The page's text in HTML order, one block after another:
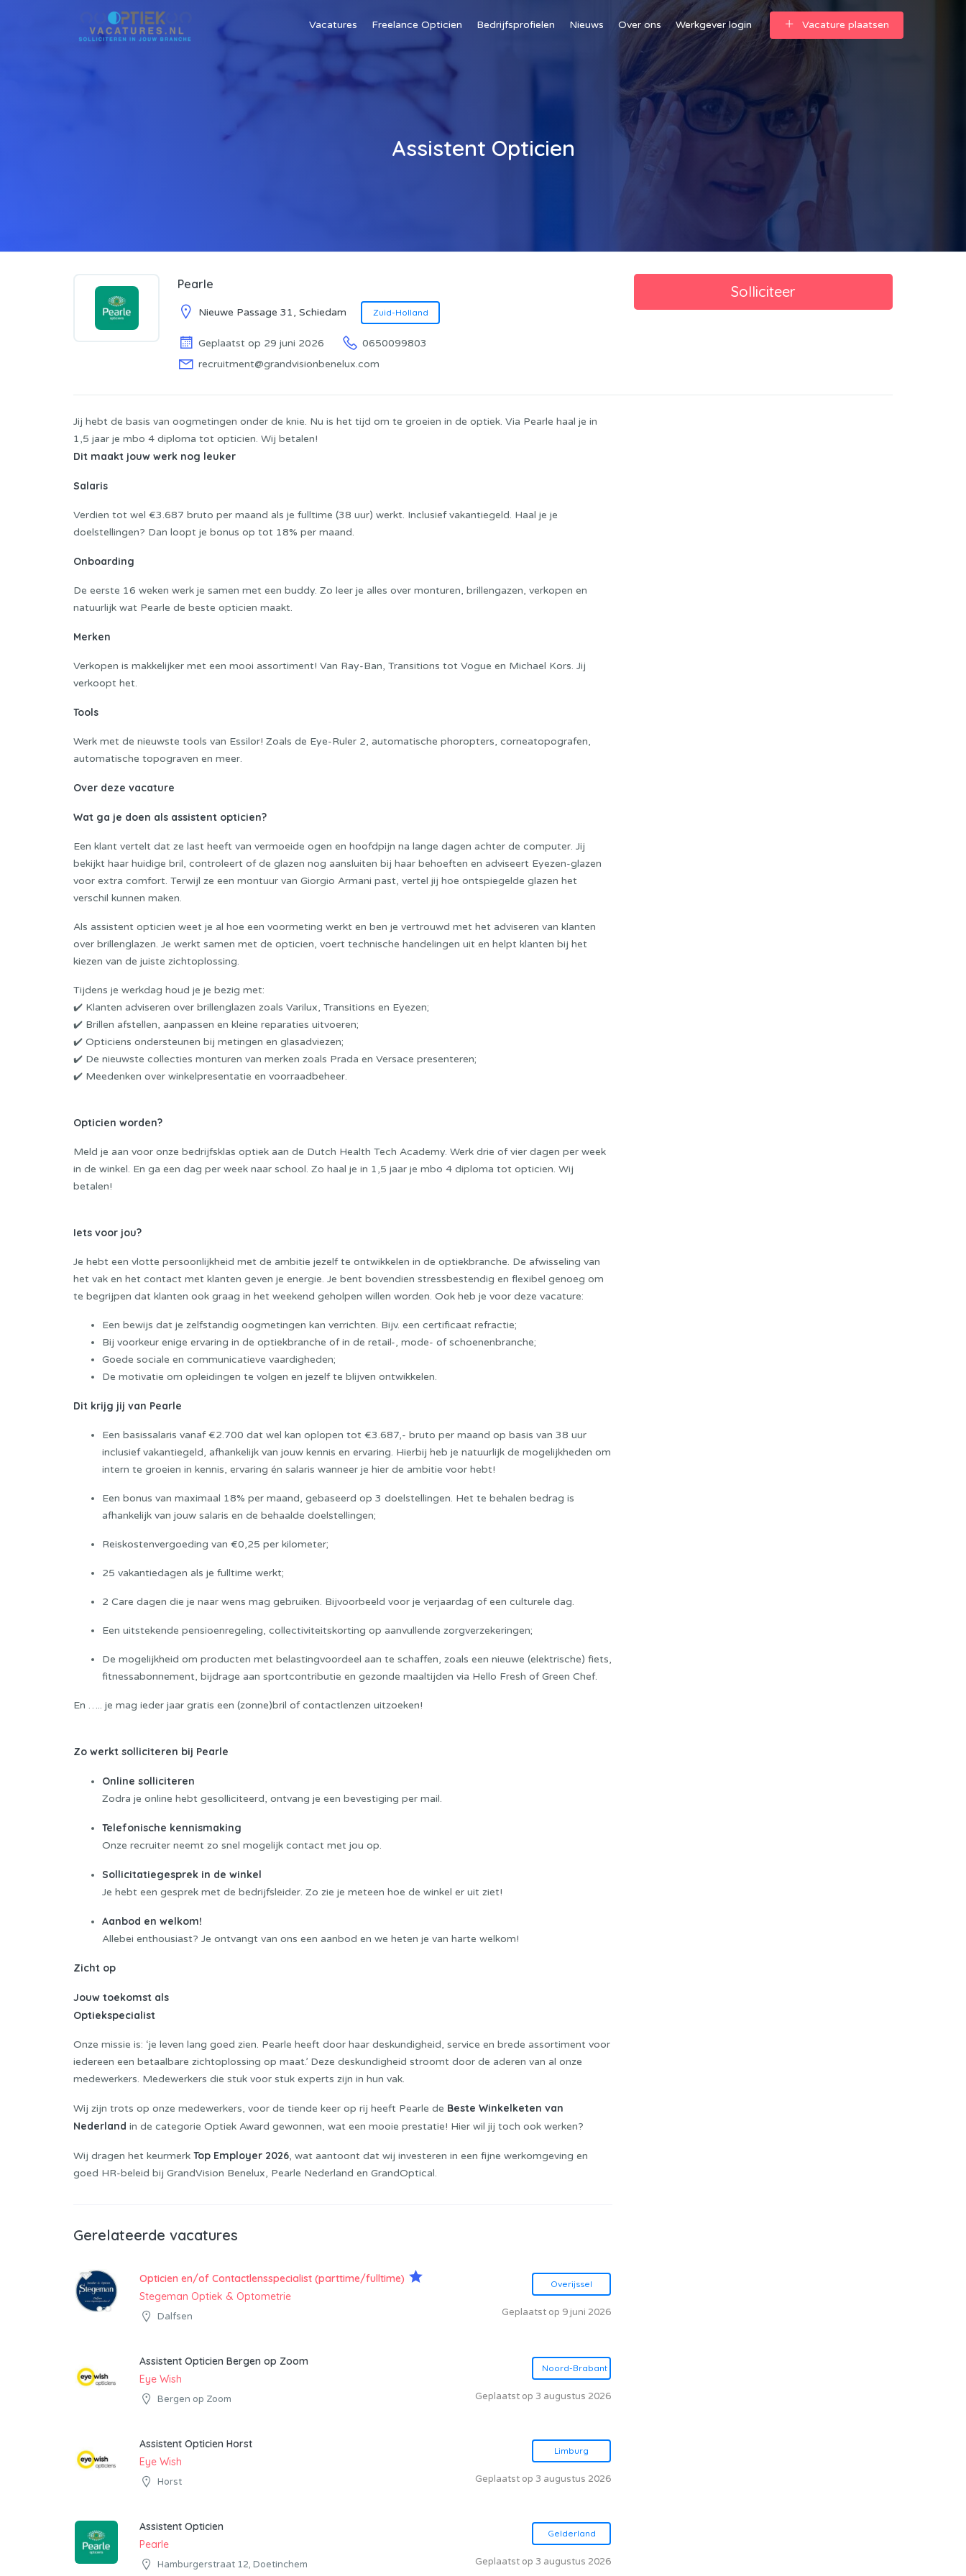
Vacatures Freelance Opticien Bedrijfsprofielen Nieuws Over ons Werkgever login Vacature plaatsen
Assistent Opticien
Pearle
Nieuwe Passage 31, Schiedam Zuid-Holland
Geplaatst op 29 juni 2026
0650099803
recruitment@grandvisionbenelux.com
Jij hebt de basis van oogmetingen onder de knie. Nu is het tijd om te groeien in de optiek. Via Pearle haal je in
1,5 jaar je mbo 4 diploma tot opticien. Wij betalen!
Dit maakt jouw werk nog leuker
Salaris
Verdien tot wel €3.687 bruto per maand als je fulltime (38 uur) werkt. Inclusief vakantiegeld. Haal je je
doelstellingen? Dan loopt je bonus op tot 18% per maand.
Onboarding
De eerste 16 weken werk je samen met een buddy. Zo leer je alles over monturen, brillengazen, verkopen en
natuurlijk wat Pearle de beste opticien maakt.
Merken
Verkopen is makkelijker met een mooi assortiment! Van Ray-Ban, Transitions tot Vogue en Michael Kors. Jij
verkoopt het.
Tools
Werk met de nieuwste tools van Essilor! Zoals de Eye-Ruler 2, automatische phoropters, corneatopografen,
automatische topograven en meer.
Over deze vacature
Wat ga je doen als assistent opticien?
Een klant vertelt dat ze last heeft van vermoeide ogen en hoofdpijn na lange dagen achter de computer. Jij
bekijkt haar huidige bril, controleert of de glazen nog aansluiten bij haar behoeften en adviseert Eyezen-glazen
voor extra comfort. Terwijl ze een montuur van Giorgio Armani past, vertel jij hoe ontspiegelde glazen het
verschil kunnen maken.
Als assistent opticien weet je al hoe een voormeting werkt en ben je vertrouwd met het adviseren van klanten
over brillenglazen. Je werkt samen met de opticien, voert technische handelingen uit en helpt klanten bij het
kiezen van de juiste zichtoplossing.
Tijdens je werkdag houd je je bezig met:
✔️ Klanten adviseren over brillenglazen zoals Varilux, Transitions en Eyezen;
✔️ Brillen afstellen, aanpassen en kleine reparaties uitvoeren;
✔️ Opticiens ondersteunen bij metingen en glasadviezen;
✔️ De nieuwste collecties monturen van merken zoals Prada en Versace presenteren;
✔️ Meedenken over winkelpresentatie en voorraadbeheer.
Opticien worden?
Meld je aan voor onze bedrijfsklas optiek aan de Dutch Health Tech Academy. Werk drie of vier dagen per week
in de winkel. En ga een dag per week naar school. Zo haal je in 1,5 jaar je mbo 4 diploma tot opticien. Wij
betalen!
Iets voor jou?
Je hebt een vlotte persoonlijkheid met de ambitie jezelf te ontwikkelen in de optiekbranche. De afwisseling van
het vak en het contact met klanten geven je energie. Je bent bovendien stressbestendig en flexibel genoeg om
te begrijpen dat klanten ook graag in het weekend geholpen willen worden. Ook heb je voor deze vacature:
Een bewijs dat je zelfstandig oogmetingen kan verrichten. Bijv. een certificaat refractie;
Bij voorkeur enige ervaring in de optiekbranche of in de retail-, mode- of schoenenbranche;
Goede sociale en communicatieve vaardigheden;
De motivatie om opleidingen te volgen en jezelf te blijven ontwikkelen.
Dit krijg jij van Pearle
Een basissalaris vanaf €2.700 dat wel kan oplopen tot €3.687,- bruto per maand op basis van 38 uur
inclusief vakantiegeld, afhankelijk van jouw kennis en ervaring. Hierbij heb je natuurlijk de mogelijkheden om
intern te groeien in kennis, ervaring én salaris wanneer je hier de ambitie voor hebt!
Een bonus van maximaal 18% per maand, gebaseerd op 3 doelstellingen. Het te behalen bedrag is
afhankelijk van jouw salaris en de behaalde doelstellingen;
Reiskostenvergoeding van €0,25 per kilometer;
25 vakantiedagen als je fulltime werkt;
2 Care dagen die je naar wens mag gebruiken. Bijvoorbeeld voor je verjaardag of een culturele dag.
Een uitstekende pensioenregeling, collectiviteitskorting op aanvullende zorgverzekeringen;
De mogelijkheid om producten met belastingvoordeel aan te schaffen, zoals een nieuwe (elektrische) fiets,
fitnessabonnement, bijdrage aan sportcontributie en gezonde maaltijden via Hello Fresh of Green Chef.
En ….. je mag ieder jaar gratis een (zonne)bril of contactlenzen uitzoeken!
Zo werkt solliciteren bij Pearle
Online solliciteren
Zodra je online hebt gesolliciteerd, ontvang je een bevestiging per mail.
Telefonische kennismaking
Onze recruiter neemt zo snel mogelijk contact met jou op.
Sollicitatiegesprek in de winkel
Je hebt een gesprek met de bedrijfsleider. Zo zie je meteen hoe de winkel er uit ziet!
Aanbod en welkom!
Allebei enthousiast? Je ontvangt van ons een aanbod en we heten je van harte welkom!
Zicht op
Jouw toekomst als
Optiekspecialist
Onze missie is: ‘je leven lang goed zien. Pearle heeft door haar deskundigheid, service en brede assortiment voor
iedereen een betaalbare zichtoplossing op maat.’ Deze deskundigheid stroomt door de aderen van al onze
medewerkers. Medewerkers die stuk voor stuk experts zijn in hun vak.
Wij zijn trots op onze medewerkers, voor de tiende keer op rij heeft Pearle de Beste Winkelketen van
Nederland in de categorie Optiek Award gewonnen, wat een mooie prestatie! Hier wil jij toch ook werken?
Wij dragen het keurmerk Top Employer 2026, wat aantoont dat wij investeren in een fijne werkomgeving en
goed HR-beleid bij GrandVision Benelux, Pearle Nederland en GrandOptical.
Gerelateerde vacatures
Opticien en/of Contactlensspecialist (parttime/fulltime)
Stegeman Optiek & Optometrie
Dalfsen
Overijssel
Geplaatst op 9 juni 2026
Assistent Opticien Bergen op Zoom
Eye Wish
Bergen op Zoom
Noord-Brabant
Geplaatst op 3 augustus 2026
Assistent Opticien Horst
Eye Wish
Horst
Limburg
Geplaatst op 3 augustus 2026
Assistent Opticien
Pearle
Hamburgerstraat 12, Doetinchem
Gelderland
Geplaatst op 3 augustus 2026